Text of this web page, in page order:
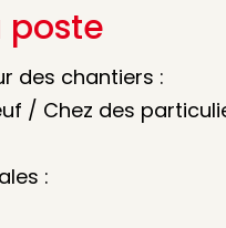
poste
des chantiers :
/ Chez des
: